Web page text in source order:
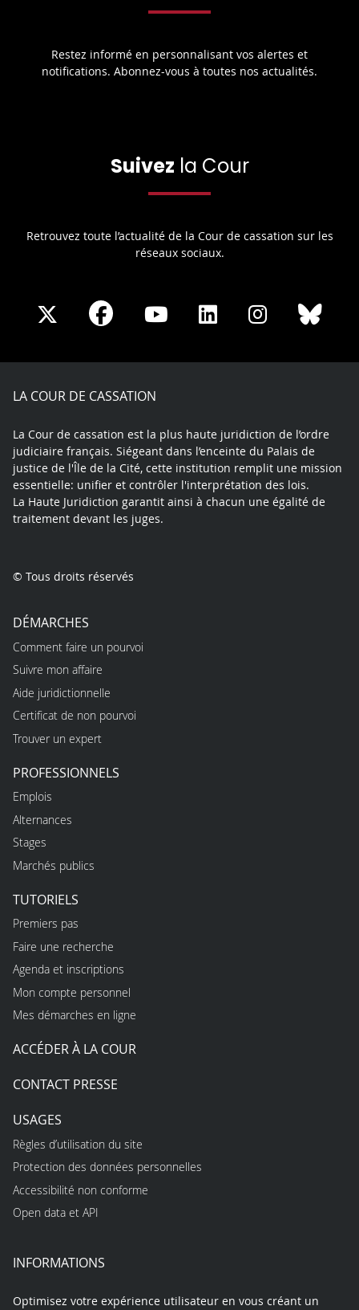
Restez informé en personnalisant vos alertes et
notifications. Abonnez-vous à toutes nos actualités.
Suivez la Cour
Retrouvez toute l’actualité de la Cour de cassation sur les
réseaux sociaux.
Share
X
Share
Facebook
Share
Youtube
Share
LinkedIn
Share
Instagram
LA COUR DE CASSATION
La Cour de cassation est la plus haute juridiction de l’ordre
judiciaire français. Siégeant dans l’enceinte du Palais de
justice de l'Île de la Cité, cette institution remplit une mission
essentielle: unifier et contrôler l'interprétation des lois.
La Haute Juridiction garantit ainsi à chacun une égalité de
traitement devant les juges.
© Tous droits réservés
DÉMARCHES
Comment faire un pourvoi
Suivre mon affaire
Aide juridictionnelle
Certificat de non pourvoi
Trouver un expert
PROFESSIONNELS
Emplois
Alternances
Stages
Marchés publics
TUTORIELS
Premiers pas
Faire une recherche
Agenda et inscriptions
Mon compte personnel
Mes démarches en ligne
ACCÉDER À LA COUR
CONTACT PRESSE
USAGES
Règles d’utilisation du site
Protection des données personnelles
Accessibilité non conforme
Open data et API
INFORMATIONS
Optimisez votre expérience utilisateur en vous créant un